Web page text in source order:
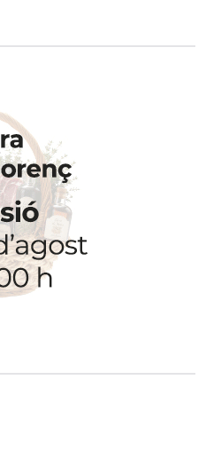
butlletí
i enviada directament
nostre butlletí i segueix
TE